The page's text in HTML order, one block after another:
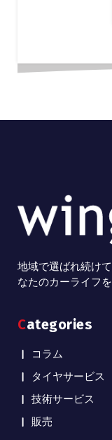
地域で選ばれ続け
なたのカーライフ
Categories
コラム
タイヤサービス
技術サービス
販売